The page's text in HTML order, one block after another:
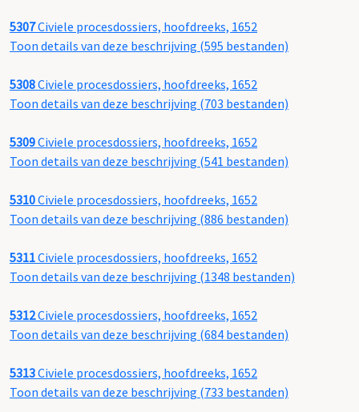
5307Civiele procesdossiers, hoofdreeks, 1652
Toon details van deze beschrijving (595 bestanden)
5308Civiele procesdossiers, hoofdreeks, 1652
Toon details van deze beschrijving (703 bestanden)
5309Civiele procesdossiers, hoofdreeks, 1652
Toon details van deze beschrijving (541 bestanden)
5310Civiele procesdossiers, hoofdreeks, 1652
Toon details van deze beschrijving (886 bestanden)
5311Civiele procesdossiers, hoofdreeks, 1652
Toon details van deze beschrijving (1348 bestanden)
5312Civiele procesdossiers, hoofdreeks, 1652
Toon details van deze beschrijving (684 bestanden)
5313Civiele procesdossiers, hoofdreeks, 1652
Toon details van deze beschrijving (733 bestanden)